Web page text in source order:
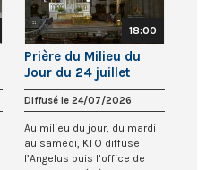
18:00
Prière du Milieu du
Jour du 24 juillet
2026 au Sacré-Coeur
de Montmartre
Diffusé le 24/07/2026
Au milieu du jour, du mardi
au samedi, KTO diffuse
l’Angelus puis l’office de